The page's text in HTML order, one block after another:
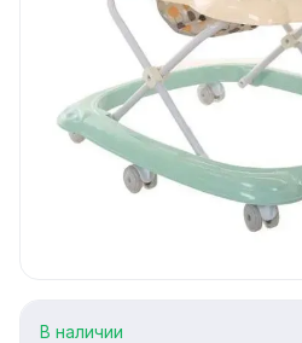
В наличии